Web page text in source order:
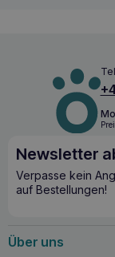
100g –
BALTICA
für Hunde
Trainingsphase.
Geschmack
und bieten eine
BALTICA
Apfel 100g
Herstellers
Newsletter
Verpasse kein
auf Bestellungen!
Über uns